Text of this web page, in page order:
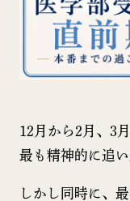
12月から2月、3
最も精神的に追
しかし同時に、